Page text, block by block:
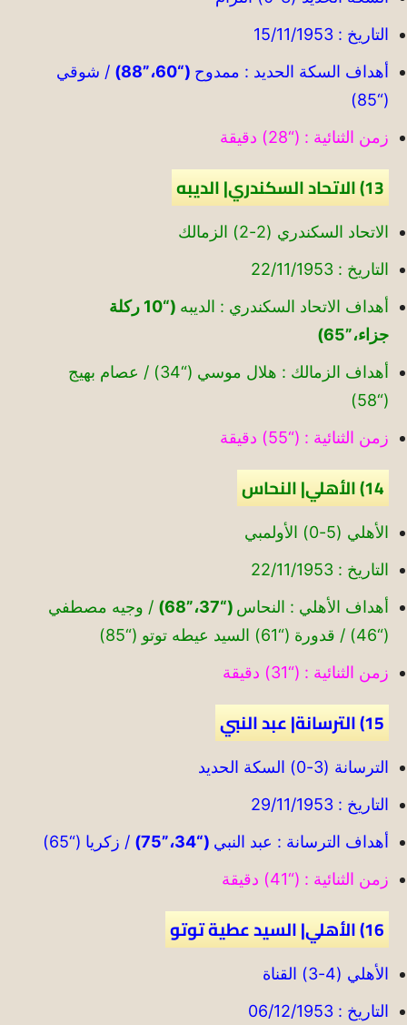
التاريخ : 15/11/1953
أهداف السكة الحديد : ممدوح (“60،”88)
/ شوقي
(“85)
زمن الثنائية : (“28) دقيقة
13) الاتحاد السكندري| الديبه
الاتحاد السكندري (2-2) الزمالك
التاريخ : 22/11/1953
أهداف الاتحاد السكندري : الديبه
(“10 ركلة
جزاء،”65)
أهداف الزمالك : هلال موسي (“34) / عصام بهيج
(“58)
زمن الثنائية : (“55) دقيقة
14) الأهلي| النحاس
الأهلي (5-0) الأولمبي
التاريخ : 22/11/1953
أهداف الأهلي : النحاس (“37،”68)
/ وجيه مصطفي
(“46) / قدورة (“61) السيد عيطه توتو (“85)
زمن الثنائية : (“31) دقيقة
15) الترسانة| عبد النبي
الترسانة (3-0) السكة الحديد
التاريخ : 29/11/1953
أهداف الترسانة : عبد النبي (“34،”75)
/ زكريا (“65)
زمن الثنائية : (“41) دقيقة
16) الأهلي| السيد عطية توتو
الأهلي (4-3) القناة
التاريخ : 06/12/1953